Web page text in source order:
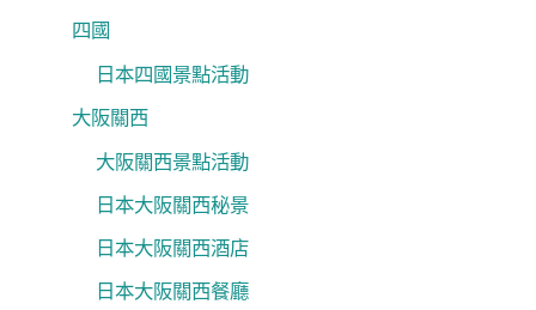
四國
日本四國景點活動
大阪關西
大阪關西景點活動
日本大阪關西秘景
日本大阪關西酒店
日本大阪關西餐廳